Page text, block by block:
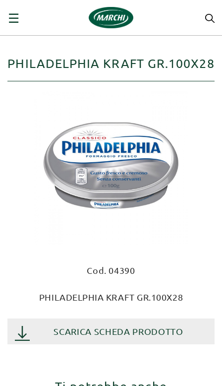
navigazione
☰
PHILADELPHIA KRAFT GR.100X28
Cod. 04390
PHILADELPHIA KRAFT GR.100X28
SCARICA SCHEDA PRODOTTO